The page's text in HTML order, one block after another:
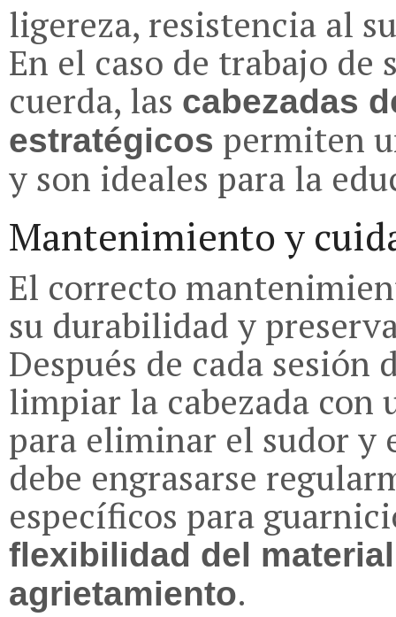
ligereza, resistencia al
En el caso de trabajo
cuerda, las cabezadas
estratégicos permiten
y son ideales para la
Mantenimiento y
El correcto
su durabilidad y
Después de cada sesión
limpiar la cabezada con
para eliminar el sudor y
debe engrasarse
específicos para
flexibilidad del
agrietamiento.